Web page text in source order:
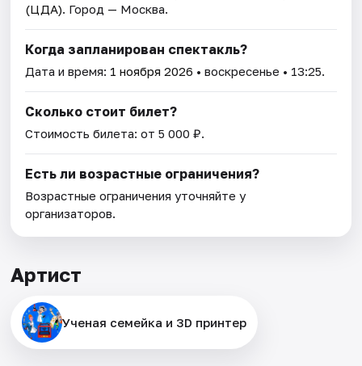
(ЦДА). Город — Москва.
Когда запланирован спектакль?
Дата и время: 1 ноября 2026 • воскресенье • 13:25.
Сколько стоит билет?
Стоимость билета: от 5 000 ₽.
Есть ли возрастные ограничения?
Возрастные ограничения уточняйте у
организаторов.
Артист
Ученая семейка и 3D принтер